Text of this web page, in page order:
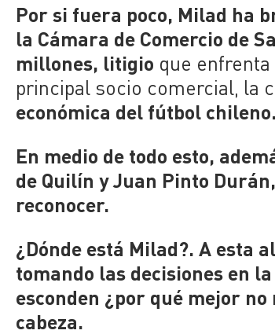
Por si fuera poco, Milad ha
la Cámara de Comercio de
millones, litigio que
principal socio comercial, la
económica del fútbol chileno.
En medio de todo esto,
de Quilín y Juan Pinto
reconocer.
¿Dónde está Milad?. A esta
tomando las decisiones en
esconden ¿por qué mejor
cabeza.